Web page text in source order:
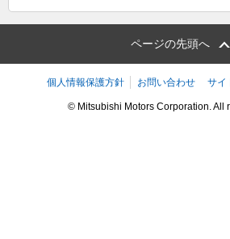
ページの先頭へ
個人情報保護方針 お問い合わせ サイ
© Mitsubishi Motors Corporation. All